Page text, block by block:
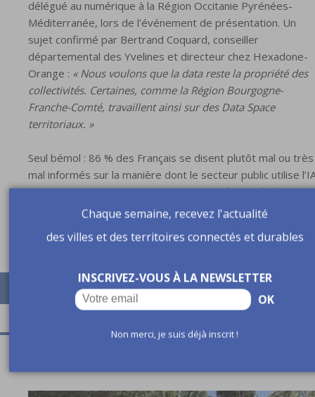
délégué au numérique à la Région Occitanie Pyrénées-
Méditerranée, lors de l’événement de présentation. Un
sujet confirmé par Bertrand Coquard, conseiller
départemental des Yvelines et directeur chez Hexadone-
Orange : « Nous voulons que la data reste la propriété des
collectivités. Certaines, comme la Région Bourgogne-
Franche-Comté, travaillent ainsi sur des Data Space
territoriaux. »
Seul bémol : 86 % des Français se disent plutôt mal ou très
mal informés sur la manière dont le secteur public utilise
Les Français se montrent notamment préoccupés du
de dépendance de l’humain face à la machine et, en second
rang, du risque de perte de contrôle.
Chaque semaine, recevez l'actualité
des villes et des territoires connectés et durables
INSCRIVEZ-VOUS À LA NEWSLETTER
OK
Non merci, je suis déjà inscrit !